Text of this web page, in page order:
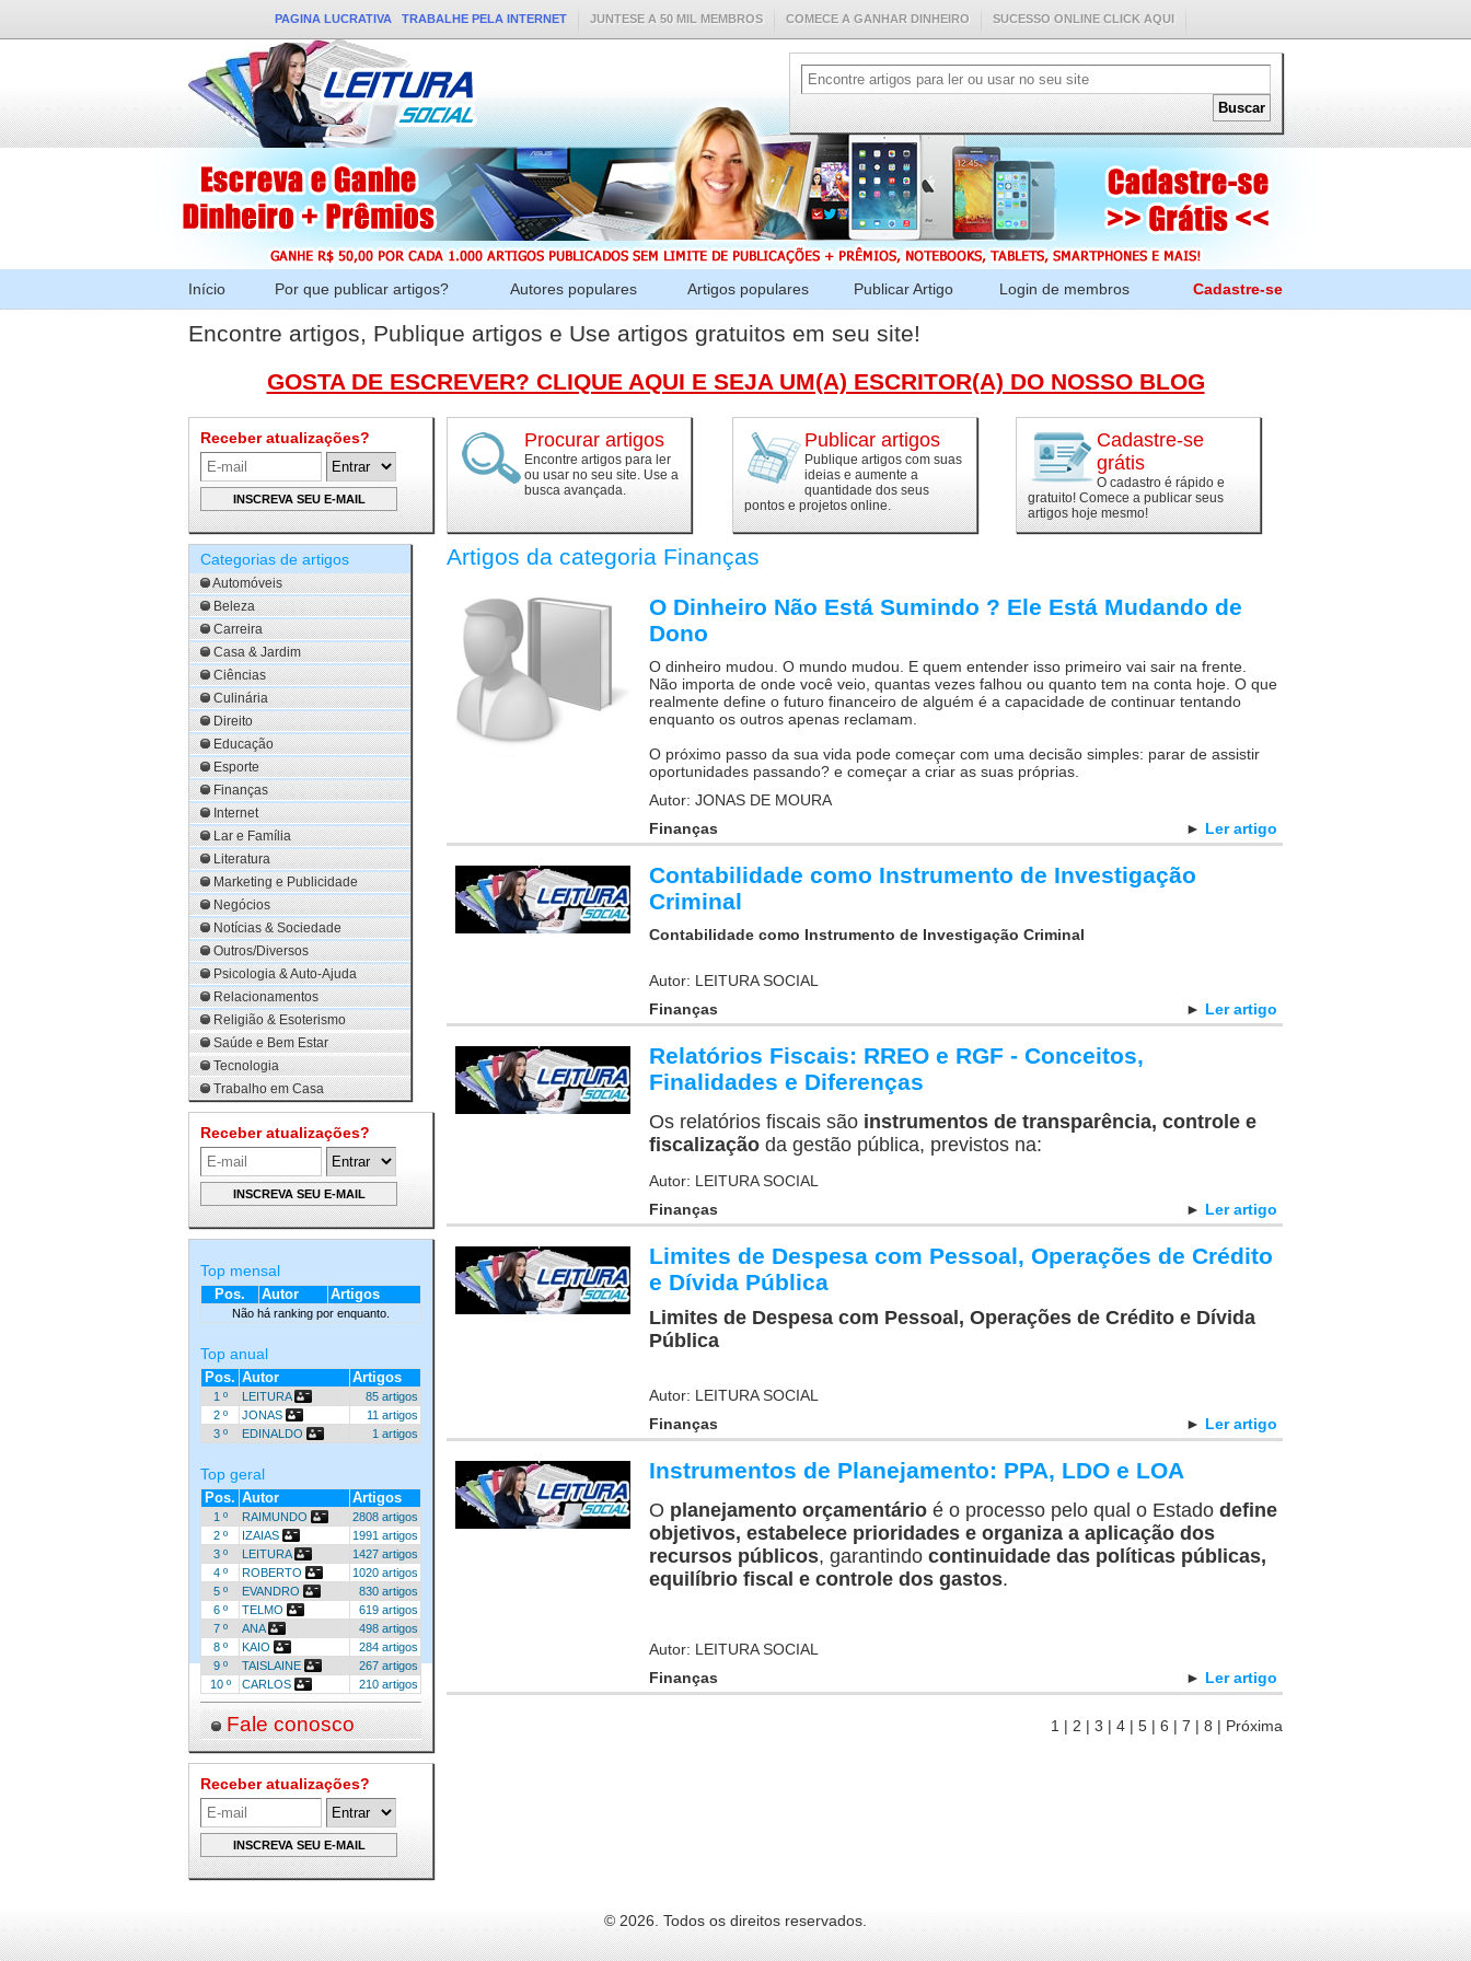
PAGINA LUCRATIVA TRABALHE PELA INTERNET JUNTESE A 50 MIL MEMBROS COMECE A GANHAR DINHEIRO SUCESSO ONLINE CLICK AQUI
Início Por que publicar artigos? Autores populares Artigos populares Publicar Artigo Login de membros Cadastre-se
Encontre artigos, Publique artigos e Use artigos gratuitos em seu site!
GOSTA DE ESCREVER? CLIQUE AQUI E SEJA UM(A) ESCRITOR(A) DO NOSSO BLOG
Receber atualizações?
Categorias de artigos
Automóveis
Beleza
Carreira
Casa & Jardim
Ciências
Culinária
Direito
Educação
Esporte
Finanças
Internet
Lar e Família
Literatura
Marketing e Publicidade
Negócios
Notícias & Sociedade
Outros/Diversos
Psicologia & Auto-Ajuda
Relacionamentos
Religião & Esoterismo
Saúde e Bem Estar
Tecnologia
Trabalho em Casa
Receber atualizações?
Top mensal
Pos. Autor Artigos
Não há ranking por enquanto.
Top anual
Pos. Autor Artigos
1 º LEITURA
85 artigos
2 º
JONAS
11 artigos
3 º
EDINALDO 1 artigos
Top geral
Pos. Autor Artigos
1 º RAIMUNDO
2808 artigos
2 º
IZAIAS
1991 artigos
3 º
LEITURA
1427 artigos
4 º
ROBERTO
1020 artigos
5 º
EVANDRO
830 artigos
6 º
TELMO
619 artigos
7 º
ANA
498 artigos
8 º
KAIO
284 artigos
9 º
TAISLAINE
267 artigos
10 º
CARLOS 210 artigos
Fale conosco
Receber atualizações?
Procurar artigos
Encontre artigos para ler
ou usar no seu site. Use a
busca avançada.
Publicar artigos
Publique artigos com suas
ideias e aumente a
quantidade dos seus
pontos e projetos online.
Cadastre-se
grátis
O cadastro é rápido e
gratuito! Comece a publicar seus
artigos hoje mesmo!
Artigos da categoria Finanças
O Dinheiro Não Está Sumindo ? Ele Está Mudando de
Dono
O dinheiro mudou. O mundo mudou. E quem entender isso primeiro vai sair na frente.
Não importa de onde você veio, quantas vezes falhou ou quanto tem na conta hoje. O que
realmente define o futuro financeiro de alguém é a capacidade de continuar tentando
enquanto os outros apenas reclamam.
O próximo passo da sua vida pode começar com uma decisão simples: parar de assistir
oportunidades passando? e começar a criar as suas próprias.
Autor: JONAS DE MOURA
Finanças
► Ler artigo
Contabilidade como Instrumento de Investigação
Criminal
Contabilidade como Instrumento de Investigação Criminal
Autor: LEITURA SOCIAL
Finanças
► Ler artigo
Relatórios Fiscais: RREO e RGF - Conceitos,
Finalidades e Diferenças
Os relatórios fiscais são instrumentos de transparência, controle e
fiscalização da gestão pública, previstos na:
Autor: LEITURA SOCIAL
Finanças
► Ler artigo
Limites de Despesa com Pessoal, Operações de Crédito
e Dívida Pública
Limites de Despesa com Pessoal, Operações de Crédito e Dívida
Pública
Autor: LEITURA SOCIAL
Finanças
► Ler artigo
Instrumentos de Planejamento: PPA, LDO e LOA
O planejamento orçamentário é o processo pelo qual o Estado define
objetivos, estabelece prioridades e organiza a aplicação dos
recursos públicos, garantindo continuidade das políticas públicas,
equilíbrio fiscal e controle dos gastos.
Autor: LEITURA SOCIAL
Finanças
► Ler artigo
1 | 2 | 3 | 4 | 5 | 6 | 7 | 8 | Próxima
© 2026. Todos os direitos reservados.